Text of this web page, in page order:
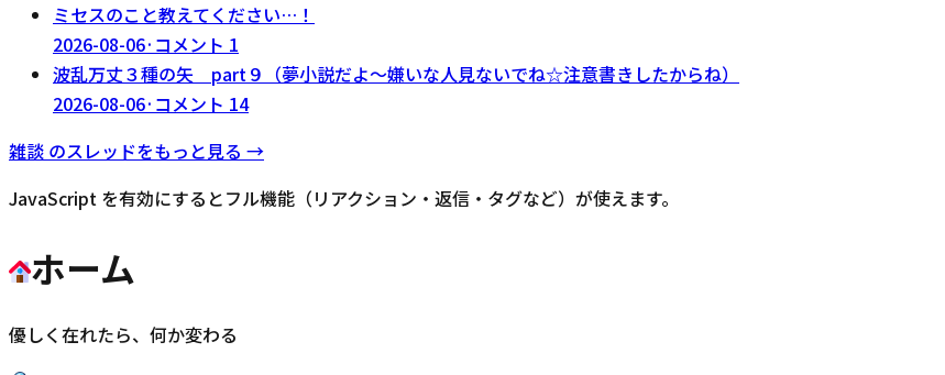
ミセスのこと教えてください…！
2026-08-06· コメント 1
波乱万丈３種の矢 part９（夢小説だよ～嫌いな人見ないでね☆注意書きしたからね）
2026-08-06· コメント 14
雑談 のスレッドをもっと見る →
JavaScript を有効にするとフル機能（リアクション・返信・タグなど）が使えます。
ホーム
優しく在れたら、何か変わる